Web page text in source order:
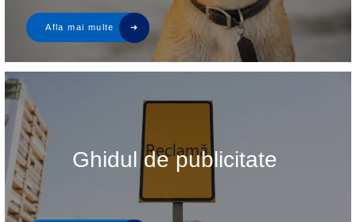
Ghidul de publicitate